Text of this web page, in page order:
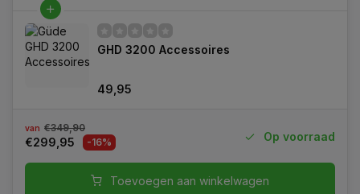
GHD 3200 Accessoires
49,95
van €349,90
€299,95 -16% Op voorraad
Toevoegen aan winkelwagen